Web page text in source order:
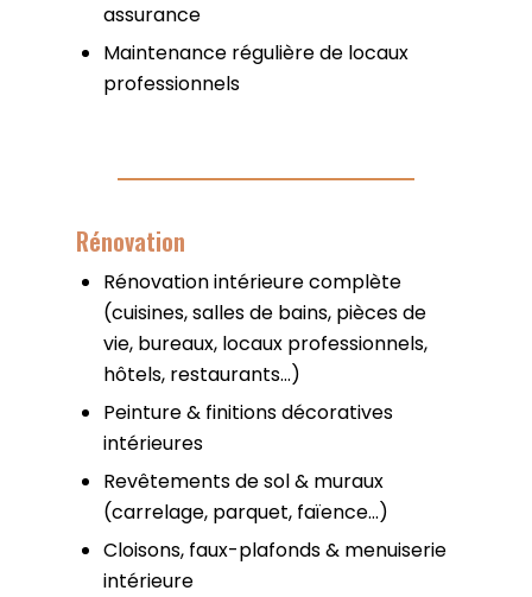
assurance
Maintenance régulière de locaux
professionnels
Rénovation
Rénovation intérieure complète
(cuisines, salles de bains, pièces de
vie, bureaux, locaux professionnels,
hôtels, restaurants…)
Peinture & finitions décoratives
intérieures
Revêtements de sol & muraux
(carrelage, parquet, faïence…)
Cloisons, faux-plafonds & menuiserie
intérieure